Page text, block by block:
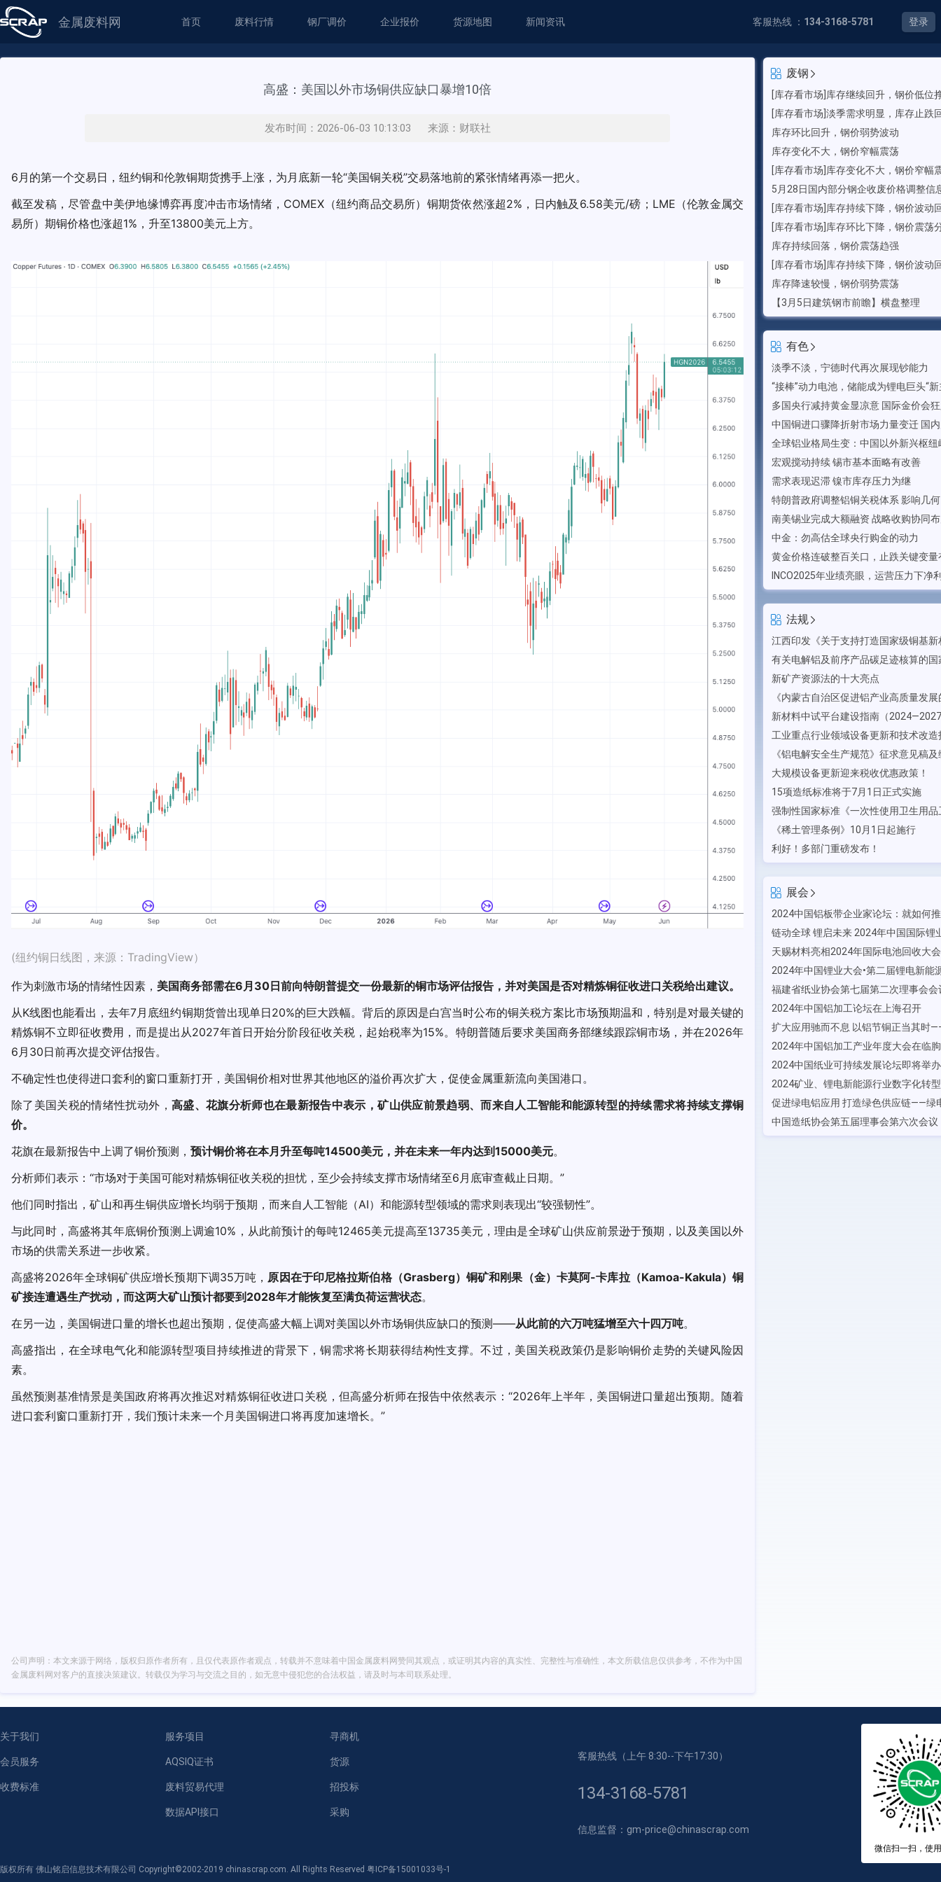
金属废料网 首页 废料行情 钢厂调价 企业报价 货源地图 新闻资讯 客服热线 ： 134-3168-5781 登录
高盛：美国以外市场铜供应缺口暴增10倍
发布时间：2026-06-03 10:13:03 来源：财联社
6月的第一个交易日，纽约铜和伦敦铜期货携手上涨，为月底新一轮“美国铜关税”交易落地前的紧张情绪再添一把火。
截至发稿，尽管盘中美伊地缘博弈再度冲击市场情绪，COMEX（纽约商品交易所）铜期货依然涨超2%，日内触及6.58美元/磅；LME（伦敦金属交
易所）期铜价格也涨超1%，升至13800美元上方。
(纽约铜日线图，来源：TradingView）
作为刺激市场的情绪性因素， 美国商务部需在6月30日前向特朗普提交一份最新的铜市场评估报告，并对美国是否对精炼铜征收进口关税给出建议。
从K线图也能看出，去年7月底纽约铜期货曾出现单日20%的巨大跌幅。背后的原因是白宫当时公布的铜关税方案比市场预期温和，特别是对最关键的
精炼铜不立即征收费用，而是提出从2027年首日开始分阶段征收关税，起始税率为15%。特朗普随后要求美国商务部继续跟踪铜市场，并在2026年
6月30日前再次提交评估报告。
不确定性也使得进口套利的窗口重新打开，美国铜价相对世界其他地区的溢价再次扩大，促使金属重新流向美国港口。
除了美国关税的情绪性扰动外， 高盛、花旗分析师也在最新报告中表示，矿山供应前景趋弱、而来自人工智能和能源转型的持续需求将持续支撑铜
价。
花旗在最新报告中上调了铜价预测， 预计铜价将在本月升至每吨14500美元，并在未来一年内达到15000美元。
分析师们表示：“市场对于美国可能对精炼铜征收关税的担忧，至少会持续支撑市场情绪至6月底审查截止日期。”
他们同时指出，矿山和再生铜供应增长均弱于预期，而来自人工智能（AI）和能源转型领域的需求则表现出“较强韧性”。
与此同时，高盛将其年底铜价预测上调逾10%，从此前预计的每吨12465美元提高至13735美元，理由是全球矿山供应前景逊于预期，以及美国以外
市场的供需关系进一步收紧。
高盛将2026年全球铜矿供应增长预期下调35万吨， 原因在于印尼格拉斯伯格（Grasberg）铜矿和刚果（金）卡莫阿-卡库拉（Kamoa-Kakula）铜
矿接连遭遇生产扰动，而这两大矿山预计都要到2028年才能恢复至满负荷运营状态。
在另一边，美国铜进口量的增长也超出预期，促使高盛大幅上调对美国以外市场铜供应缺口的预测——从此前的六万吨猛增至六十四万吨。
高盛指出，在全球电气化和能源转型项目持续推进的背景下，铜需求将长期获得结构性支撑。不过，美国关税政策仍是影响铜价走势的关键风险因
素。
虽然预测基准情景是美国政府将再次推迟对精炼铜征收进口关税，但高盛分析师在报告中依然表示：“2026年上半年，美国铜进口量超出预期。随着
进口套利窗口重新打开，我们预计未来一个月美国铜进口将再度加速增长。”
公司声明：本文来源于网络，版权归原作者所有，且仅代表原作者观点，转载并不意味着中国金属废料网赞同其观点，或证明其内容的真实性、完整性与准确性，本文所载信息仅供参考，不作为中国
金属废料网对客户的直接决策建议。转载仅为学习与交流之目的，如无意中侵犯您的合法权益，请及时与本司联系处理。
废钢
[库存看市场]库存继续回升，钢价低位
[库存看市场]淡季需求明显，库存止跌
库存环比回升，钢价弱势波动
库存变化不大，钢价窄幅震荡
[库存看市场]库存变化不大，钢价窄幅
5月28日国内部分钢企收废价格调整信
[库存看市场]库存持续下降，钢价波动
[库存看市场]库存环比下降，钢价震荡
库存持续回落，钢价震荡趋强
[库存看市场]库存持续下降，钢价波动
库存降速较慢，钢价弱势震荡
【3月5日建筑钢市前瞻】横盘整理
有色
淡季不淡，宁德时代再次展现钞能力
“接棒”动力电池，储能成为锂电巨头“新
多国央行减持黄金显凉意 国际金价会
宏观搅动持续 锡市基本面略有改善
需求表现迟滞 镍市库存压力为继
特朗普政府调整铝铜关税体系 影响几
中金：勿高估全球央行购金的动力
黄金价格连破整百关口，止跌关键变量
法规
新矿产资源法的十大亮点
大规模设备更新迎来税收优惠政策！
15项造纸标准将于7月1日正式实施
《稀土管理条例》10月1日起施行
利好！多部门重磅发布！
展会
2024年中国铝加工论坛在上海召开
2024年中国铝加工产业年度大会在临
2024中国纸业可持续发展论坛即将举办
关于我们
会员服务
收费标准
服务项目
AQSIQ证书
废料贸易代理
数据API接口
寻商机
货源
招投标
采购
客服热线（上午 8:30--下午17:30）
134-3168-5781
信息监督：gm-price@chinascrap.com
微信扫一扫，使
版权所有 佛山铭启信息技术有限公司 Copyright©2002-2019 chinascrap.com. All Rights Reserved 粤ICP备15001033号-1